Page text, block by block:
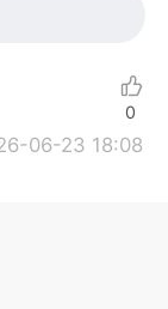
06-23 18:08
0